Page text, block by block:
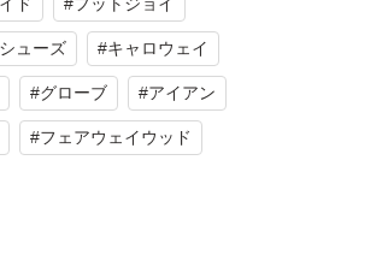
ド
ューズ #キャロウェイ
#グローブ #アイアン
#フェアウェイウッド